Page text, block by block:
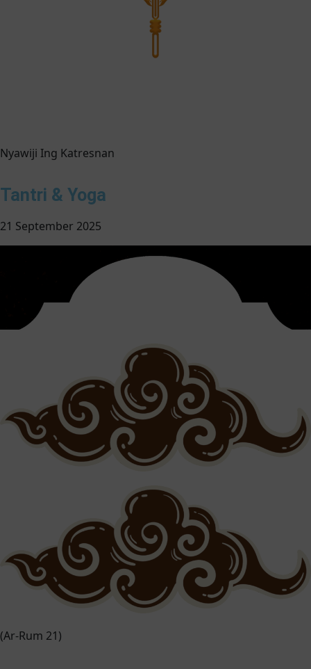
Nyawiji Ing Katresnan
Tantri & Yoga
21 September 2025
(Ar-Rum 21)